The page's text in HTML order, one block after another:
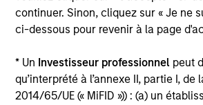
continuer. Sinon, cliquez sur « Je ne
ci-dessous pour revenir à la page
* Un Investisseur professionnel peut
qu’interprété à l’annexe II, partie I, de
2014/65/UE (« MiFID »)) : (a) un